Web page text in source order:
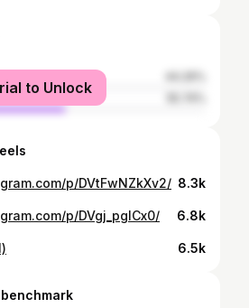
to Unlock
p/DVtFwNZkXv2/ 8.3k
p/DVgj_pglCx0/ 6.8k
6.5k